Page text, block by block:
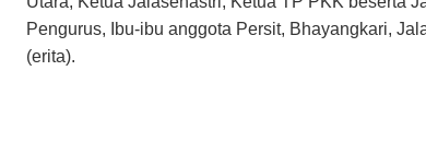
Pengurus, Ibu-ibu anggota Persit, Bhayangkari,
(erita).